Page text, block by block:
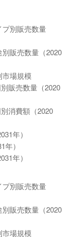
別販売数量
販売数量（2020
場規模
販売数量（2020
消費額（2020
年）
）
年）
別販売数量
販売数量（2020
場規模